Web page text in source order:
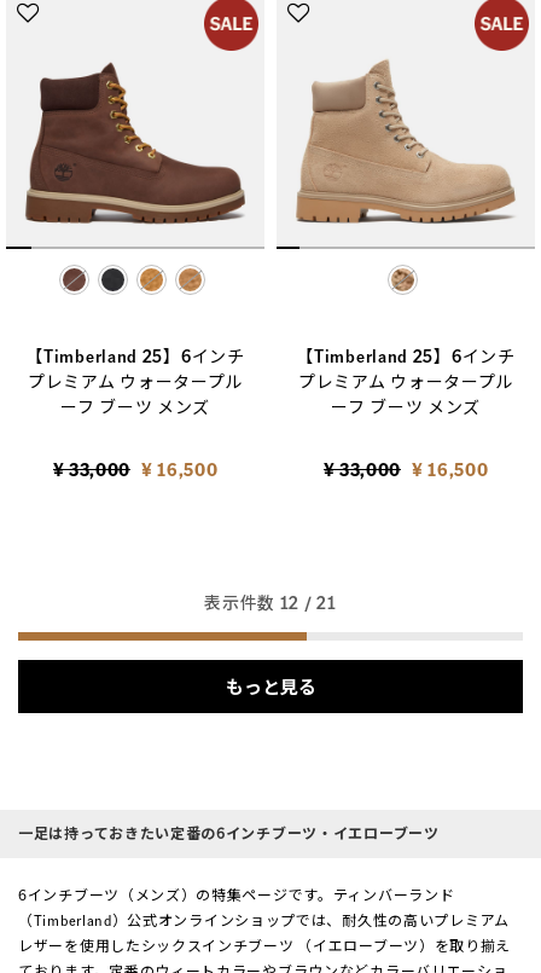
selected
【Timberland 25】6インチ
プレミアム ウォータープル
ーフ ブーツ メンズ
Price reduced from
¥ 33,000to¥ 16,500
selected
【Timberland 25】6インチ
プレミアム ウォータープル
ーフ ブーツ メンズ
Price reduced from
¥ 33,000to¥ 16,500
もっと見る
表示件数 12 / 21
一足は持っておきたい定番の6インチブーツ・イエローブーツ
6インチブーツ（メンズ）の特集ページです。ティンバーランド
（Timberland）公式オンラインショップでは、耐久性の高いプレミアム
レザーを使用したシックスインチブーツ （イエローブーツ）を取り揃え